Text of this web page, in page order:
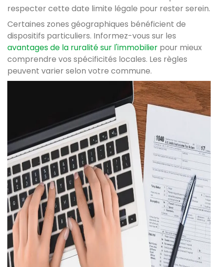
respecter cette date limite légale pour rester serein.
Certaines zones géographiques bénéficient de
dispositifs particuliers. Informez-vous sur les
avantages de la ruralité sur l'immobilier pour mieux
comprendre vos spécificités locales. Les règles
peuvent varier selon votre commune.